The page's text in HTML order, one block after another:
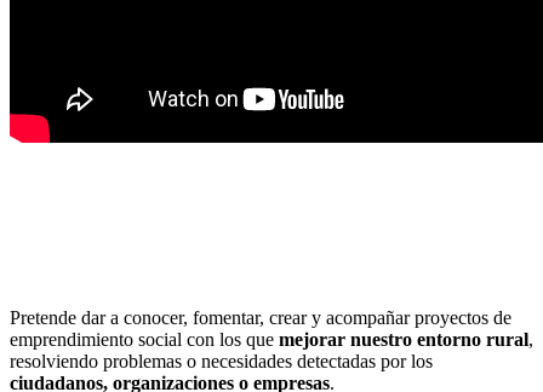
Pretende dar a conocer, fomentar, crear y acompañar proyectos de
emprendimiento social con los que mejorar nuestro entorno rural,
resolviendo problemas o necesidades detectadas por los
ciudadanos, organizaciones o empresas.